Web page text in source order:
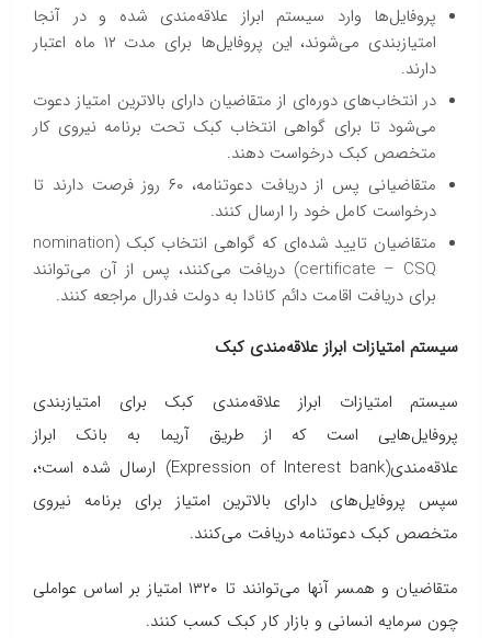
پروفایل‌ها وارد سیستم ابراز علاقه‌مندی شده و در آنجا
امتیازبندی می‌شوند، این پروفایل‌ها برای مدت ۱۲ ماه اعتبار
دارند.
در انتخاب‌های دوره‌ای از متقاضیان دارای بالاترین امتیاز دعوت
می‌شود تا برای گواهی انتخاب کبک تحت برنامه نیروی کار
متخصص کبک درخواست دهند.
متقاضیانی پس از دریافت دعوتنامه، ۶۰ روز فرصت دارند تا
درخواست کامل خود را ارسال کنند.
متقاضیان تایید شده‌ای که گواهی انتخاب کبک (nomination
certificate – CSQ) دریافت می‌کنند، پس از آن می‌توانند
برای دریافت اقامت دائم کانادا به دولت فدرال مراجعه کنند.
سیستم امتیازات ابراز علاقه‌مندی کبک
سیستم امتیازات ابراز علاقه‌مندی کبک برای امتیاز‌بندی
پروفایل‌هایی است که از طریق آریما به بانک ابراز
علاقه‌مندی(Expression of Interest bank) ارسال شده است؛،
سپس پروفایل‌های دارای بالاترین امتیاز برای برنامه نیروی
متخصص کبک دعوتنامه دریافت می‌کنند.
متقاضیان و همسر آنها می‌توانند تا ۱۳۲۰ امتیاز بر اساس عواملی
چون سرمایه انسانی و بازار کار کبک کسب کنند.